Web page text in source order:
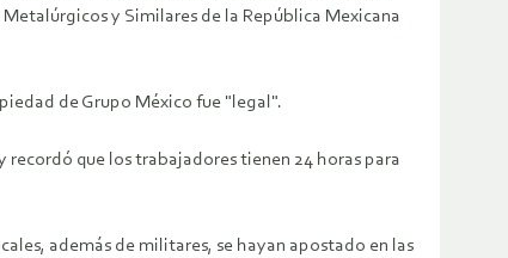
y Similares de la República Mexicana
de Grupo México fue "legal".
recordó que los trabajadores tienen 24 horas para
además de militares, se hayan apostado en las